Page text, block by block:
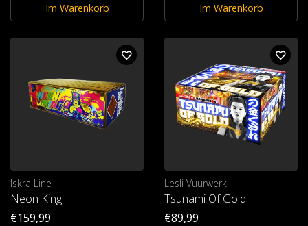
Im Warenkorb Im Warenkorb
Iskra Line
Neon King
€159,99
Lesli Vuurwerk
Tsunami Of Gold
€89,99